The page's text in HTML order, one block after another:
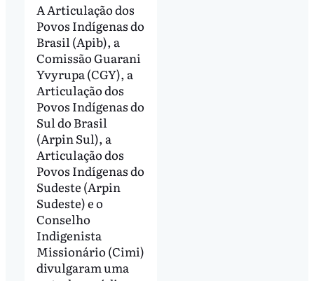
A Articulação dos
Povos Indígenas do
Brasil (Apib), a
Comissão Guarani
Yvyrupa (CGY), a
Articulação dos
Povos Indígenas do
Sul do Brasil
(Arpin Sul), a
Articulação dos
Povos Indígenas do
Sudeste (Arpin
Sudeste) e o
Conselho
Indigenista
Missionário (Cimi)
divulgaram uma